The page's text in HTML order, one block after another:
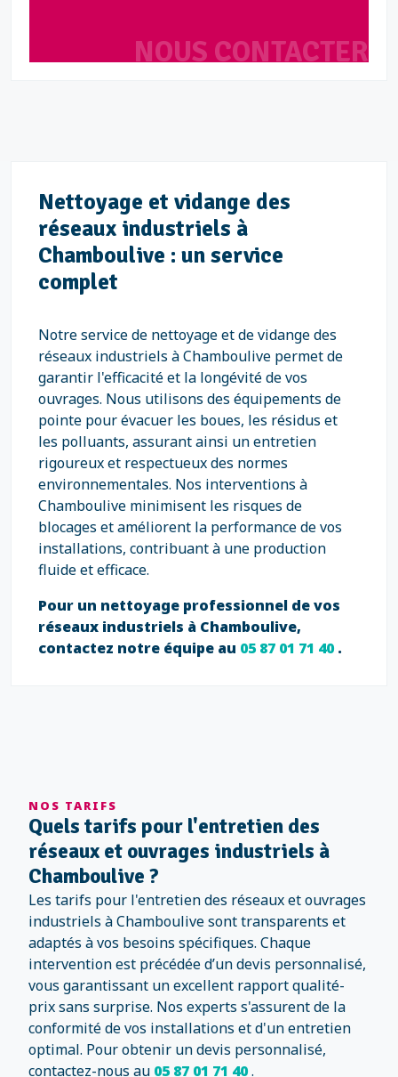
NOUS CONTACTER
Nettoyage et vidange des
réseaux industriels à
Chamboulive : un service
complet
Notre service de nettoyage et de vidange des
réseaux industriels à Chamboulive permet de
garantir l'efficacité et la longévité de vos
ouvrages. Nous utilisons des équipements de
pointe pour évacuer les boues, les résidus et
les polluants, assurant ainsi un entretien
rigoureux et respectueux des normes
environnementales. Nos interventions à
Chamboulive minimisent les risques de
blocages et améliorent la performance de vos
installations, contribuant à une production
fluide et efficace.
Pour un nettoyage professionnel de vos
réseaux industriels à Chamboulive,
contactez notre équipe au 05 87 01 71 40.
NOS TARIFS
Quels tarifs pour l'entretien des
réseaux et ouvrages industriels à
Chamboulive ?
Les tarifs pour l'entretien des réseaux et ouvrages
industriels à Chamboulive sont transparents et
adaptés à vos besoins spécifiques. Chaque
intervention est précédée d’un devis personnalisé,
vous garantissant un excellent rapport qualité-
prix sans surprise. Nos experts s'assurent de la
conformité de vos installations et d'un entretien
optimal. Pour obtenir un devis personnalisé,
contactez-nous au 05 87 01 71 40.